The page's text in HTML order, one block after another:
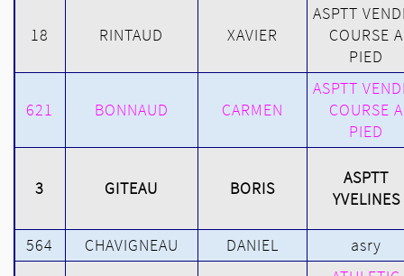
18 RINTAUD XAVIER
ASPTT
COURSE A
PIED
621 BONNAUD CARMEN
ASPTT
COURSE A
PIED
3 GITEAU BORIS
ASPTT
YVELINES
564 CHAVIGNEAU DANIEL asry